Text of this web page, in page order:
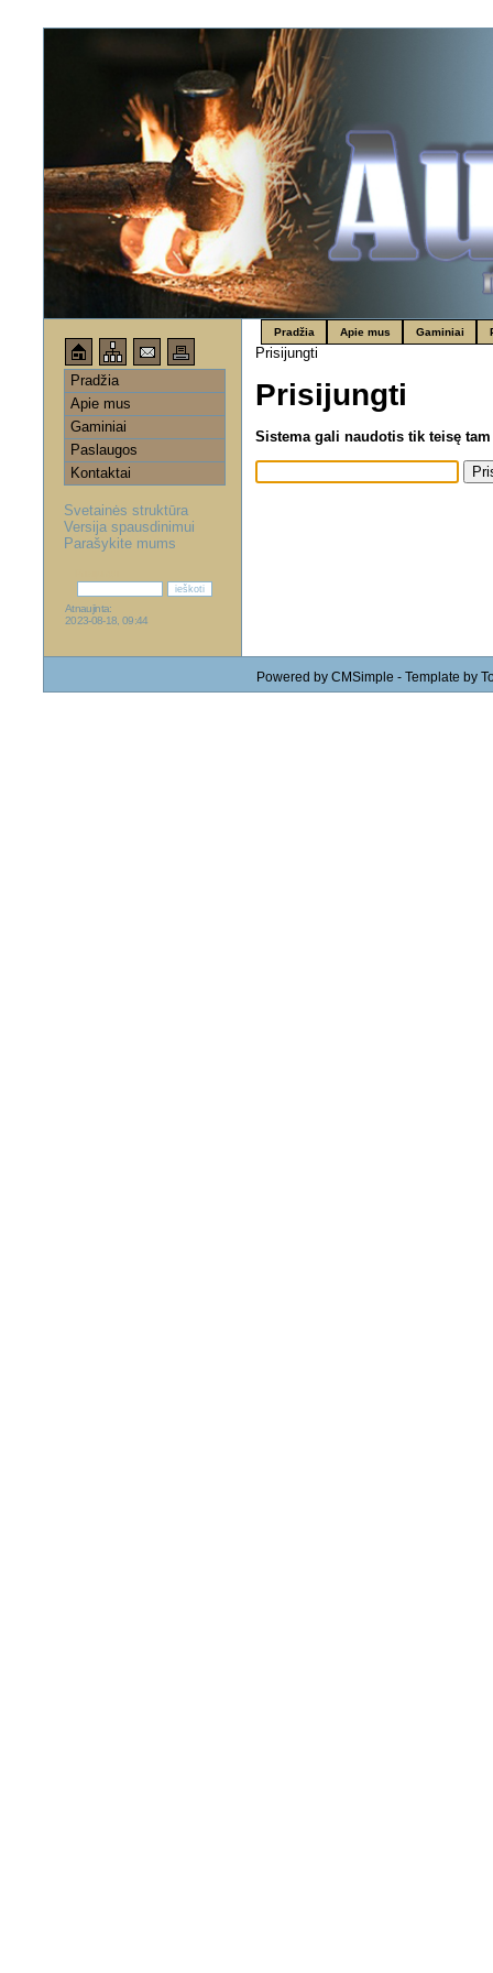
Pradžia Apie mus Gaminiai
Prisijungti
Prisijungti
Sistema gali naudotis tik teisę
Pradžia
Apie mus
Gaminiai
Paslaugos
Kontaktai
Svetainės struktūra
Versija spausdinimui
Parašykite mums
Atnaujinta:
2023-08-18, 09:44
Powered by CMSimple - Template by